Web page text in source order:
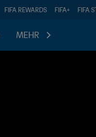
FIFA REWARDS FIFA+ FIFA
MEHR